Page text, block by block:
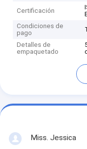
Certificación
Condiciones de
pago
Detalles de
empaquetado
Miss. Jessica